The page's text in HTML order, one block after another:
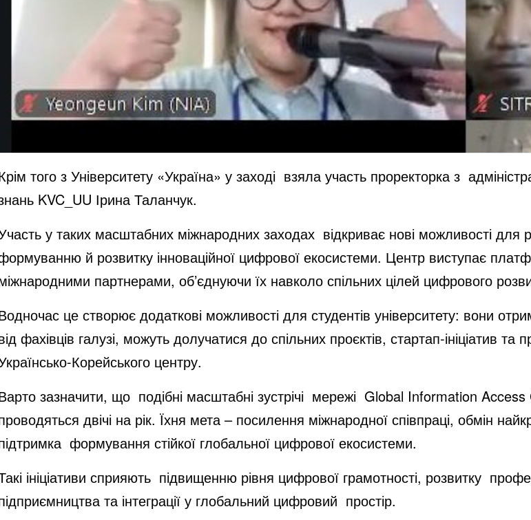
того з Університету «Україна» у заході взяла участь проректорка з
KVC_UU Ірина Таланчук.
у таких масштабних міжнародних заходах відкриває нові можливості
й розвитку інноваційної цифрової екосистеми. Центр виступає
партнерами, об’єднуючи їх навколо спільних цілей цифрового
це створює додаткові можливості для студентів університету: вони
фахівців галузі, можуть долучатися до спільних проєктів, стартап-ініціатив
Корейського центру.
зазначити, що подібні масштабні зустрічі мережі Global Information Access
двічі на рік. Їхня мета – посилення міжнародної співпраці, обмін
формування стійкої глобальної цифрової екосистеми.
ініціативи сприяють підвищенню рівня цифрової грамотності, розвитку
та інтеграції у глобальний цифровий простір.